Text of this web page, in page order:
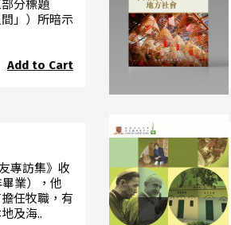
分標題
」）所暗示
Add to Cart
專訪集》收
業），他
任牧職，有
及海..